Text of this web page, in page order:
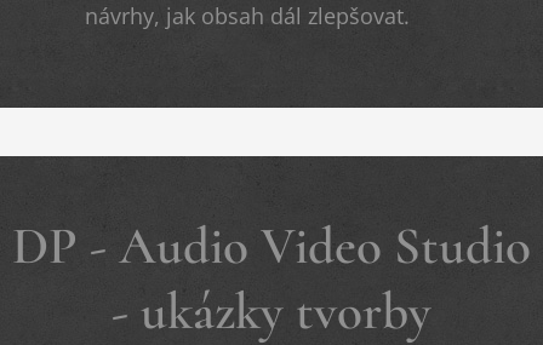
návrhy, jak obsah dál zlepšovat.
DP - Audio Video Studio
- ukázky tvorby